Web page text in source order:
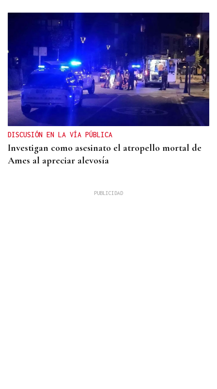
DISCUSIÓN EN LA VÍA PÚBLICA
Investigan como asesinato el atropello mortal de
Ames al apreciar alevosía